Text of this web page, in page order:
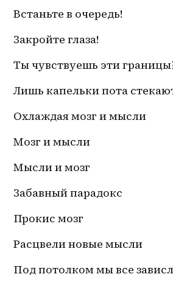
Встаньте в очередь!
Закройте глаза!
Ты чувствуешь эти
Лишь капельки пота
Охлаждая мозг и мысли
Мозг и мысли
Мысли и мозг
Забавный парадокс
Прокис мозг
Расцвели новые мысли
Под потолком мы все